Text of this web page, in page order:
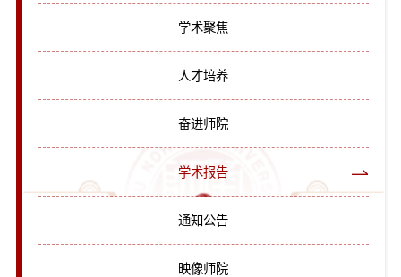
学术聚焦
人才培养
奋进师院
学术报告
通知公告
映像师院